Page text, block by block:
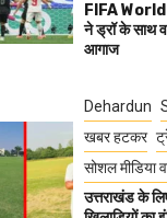
FIFA World
ने ड्रॉ के साथ
आगाज
Dehardun
खबर हटकर
सोशल मीडिया
उत्तराखंड के